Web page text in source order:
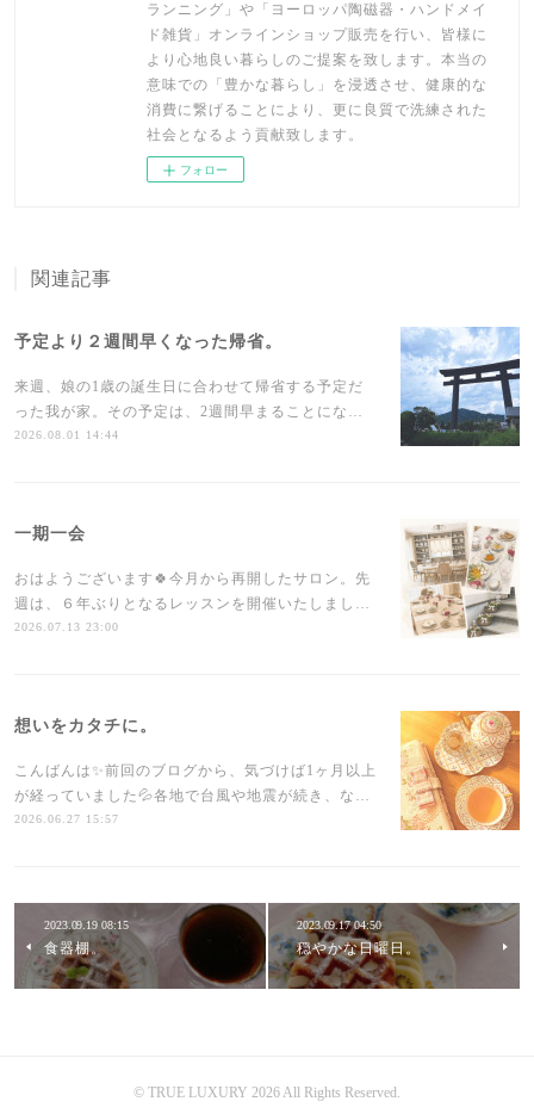
ランニング」や「ヨーロッパ陶磁器・ハンドメイ
ド雑貨」オンラインショップ販売を行い、皆様に
より心地良い暮らしのご提案を致します。本当の
意味での「豊かな暮らし」を浸透させ、健康的な
消費に繋げることにより、更に良質で洗練された
社会となるよう貢献致します。
フォロー
関連記事
予定より２週間早くなった帰省。
来週、娘の1歳の誕生日に合わせて帰省する予定だ
った我が家。その予定は、2週間早まることにな…
2026.08.01 14:44
一期一会
おはようございます🍀今月から再開したサロン。先
週は、６年ぶりとなるレッスンを開催いたしまし…
2026.07.13 23:00
想いをカタチに。
こんばんは✨前回のブログから、気づけば1ヶ月以上
が経っていました💦各地で台風や地震が続き、な…
2026.06.27 15:57
2023.09.19 08:15
食器棚。
2023.09.17 04:50
穏やかな日曜日。
©︎ TRUE LUXURY 2026 All Rights Reserved.